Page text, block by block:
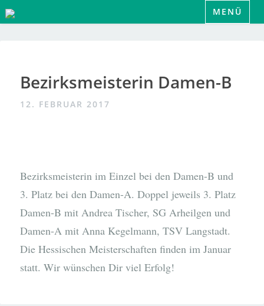
Zum
Inhalt
MENÜ
Bezirksmeisterin Damen-B
12. FEBRUAR 2017
Bezirksmeisterin im Einzel bei den Damen-B und
3. Platz bei den Damen-A. Doppel jeweils 3. Platz
Damen-B mit Andrea Tischer, SG Arheilgen und
Damen-A mit Anna Kegelmann, TSV Langstadt.
Die Hessischen Meisterschaften finden im Januar
statt. Wir wünschen Dir viel Erfolg!